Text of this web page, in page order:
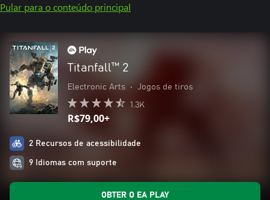
Pular para o conteúdo principal
Titanfall™ 2
Electronic Arts • Jogos de tiros
1.3K
R$79,00+
2 Recursos de acessibilidade
9 Idiomas com suporte
OBTER O EA PLAY